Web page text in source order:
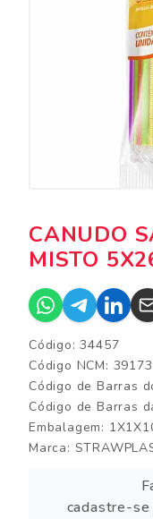
CANUDO
MISTO
Código: 34457
Código NCM:
Código de Barras
Código de Barras
Embalagem:
Marca:
cadastre-